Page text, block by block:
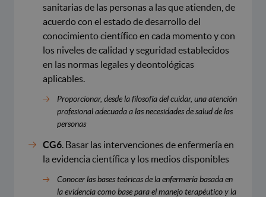
sanitarias de las personas a las que atienden, de
acuerdo con el estado de desarrollo del
conocimiento científico en cada momento y con
los niveles de calidad y seguridad establecidos
en las normas legales y deontológicas
aplicables.
Proporcionar, desde la filosofía del cuidar, una atención
profesional adecuada a las necesidades de salud de las
personas
CG6 . Basar las intervenciones de enfermería en
la evidencia científica y los medios disponibles
Conocer las bases teóricas de la enfermería basada en
la evidencia como base para el manejo terapéutico y la